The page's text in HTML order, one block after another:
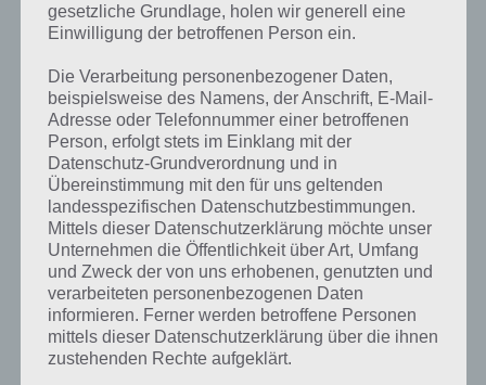
Kurze Begriffserklärung zur Lösung
Schlitten
gesetzliche Grundlage, holen wir generell eine
Einwilligung der betroffenen Person ein.
Die Verarbeitung personenbezogener Daten,
beispielsweise des Namens, der Anschrift, E-Mail-
Adresse oder Telefonnummer einer betroffenen
Person, erfolgt stets im Einklang mit der
Datenschutz-Grundverordnung und in
Übereinstimmung mit den für uns geltenden
landesspezifischen Datenschutzbestimmungen.
Mittels dieser Datenschutzerklärung möchte unser
Unternehmen die Öffentlichkeit über Art, Umfang
und Zweck der von uns erhobenen, genutzten und
verarbeiteten personenbezogenen Daten
informieren. Ferner werden betroffene Personen
mittels dieser Datenschutzerklärung über die ihnen
zustehenden Rechte aufgeklärt.